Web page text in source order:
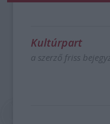
Kultúrpart
a szerző friss